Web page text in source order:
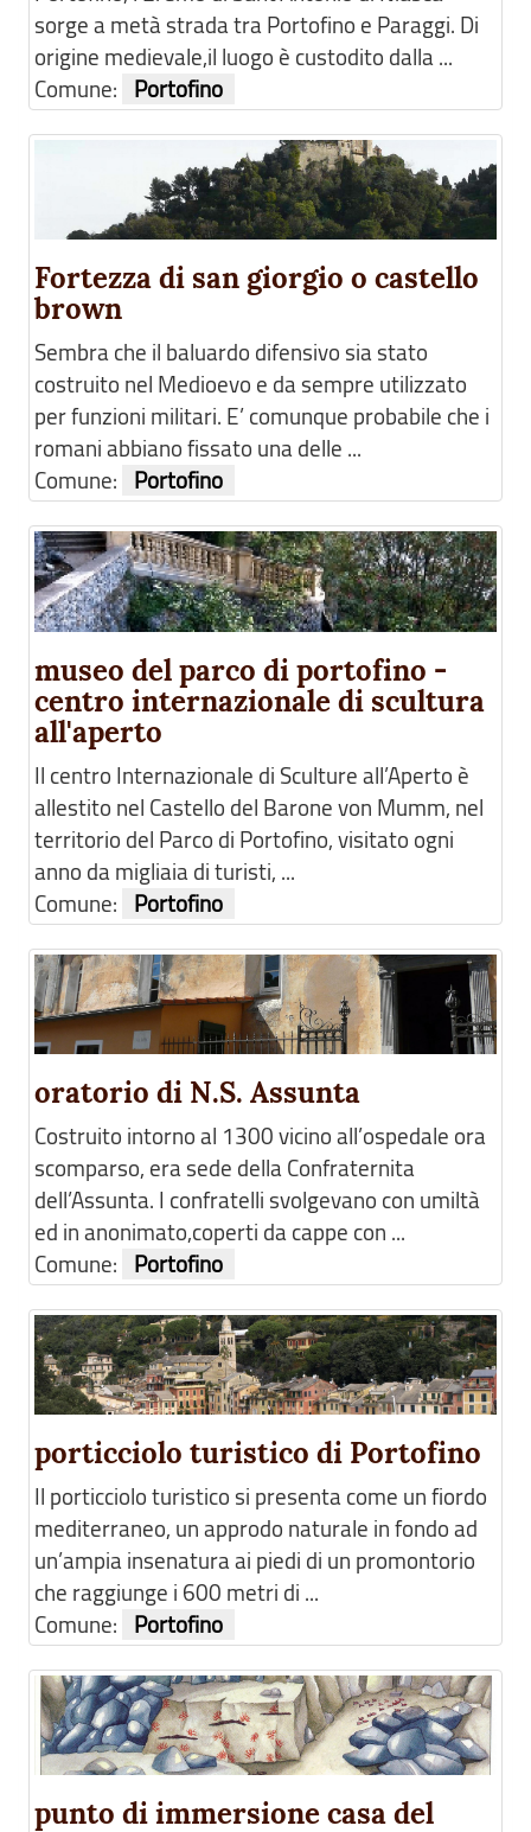
sorge a metà strada tra Portofino e Paraggi. Di
origine medievale,il luogo è custodito dalla ...
Comune:
Portofino
Fortezza di san giorgio o castello
brown
Sembra che il baluardo difensivo sia stato
costruito nel Medioevo e da sempre utilizzato
per funzioni militari. E’ comunque probabile che i
romani abbiano fissato una delle ...
Comune:
Portofino
museo del parco di portofino -
centro internazionale di scultura
all'aperto
Il centro Internazionale di Sculture all’Aperto è
allestito nel Castello del Barone von Mumm, nel
territorio del Parco di Portofino, visitato ogni
anno da migliaia di turisti, ...
Comune:
Portofino
oratorio di N.S. Assunta
Costruito intorno al 1300 vicino all’ospedale ora
scomparso, era sede della Confraternita
dell’Assunta. I confratelli svolgevano con umiltà
ed in anonimato,coperti da cappe con ...
Comune:
Portofino
porticciolo turistico di Portofino
Il porticciolo turistico si presenta come un fiordo
mediterraneo, un approdo naturale in fondo ad
un’ampia insenatura ai piedi di un promontorio
che raggiunge i 600 metri di ...
Comune:
Portofino
punto di immersione casa del